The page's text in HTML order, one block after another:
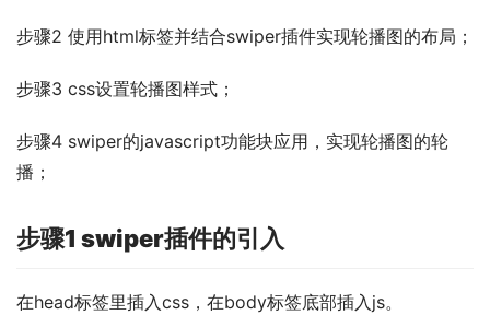
步骤2 使用html标签并结合swiper插件实现轮播图的布局；
步骤3 css设置轮播图样式；
步骤4 swiper的javascript功能块应用，实现轮播图的轮
播；
步骤1 swiper插件的引入
在head标签里插入css，在body标签底部插入js。